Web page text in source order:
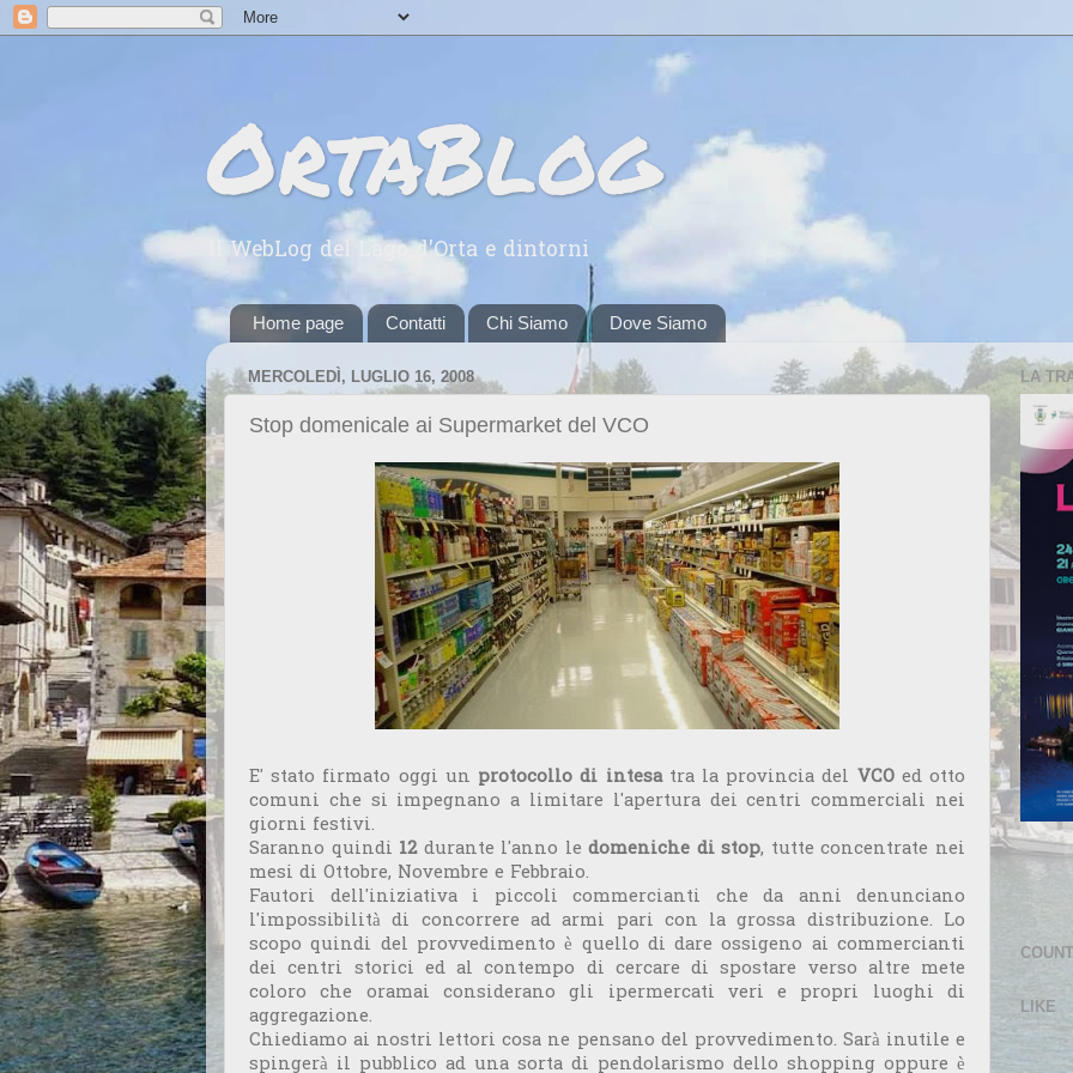
OrtaBlog
Il WebLog del Lago d'Orta e dintorni
Home page Contatti Chi Siamo Dove Siamo
MERCOLEDÌ, LUGLIO 16, 2008
Stop domenicale ai Supermarket del VCO
E' stato firmato oggi un protocollo di intesatra la provincia del VCOed otto
comuni che si impegnano a limitare l'apertura dei centri commerciali nei
giorni festivi.
Saranno quindi 12durante l'anno ledomeniche di stop, tutte concentrate nei
mesi di Ottobre, Novembre e Febbraio.
Fautori dell'iniziativa i piccoli commercianti che da anni denunciano
l'impossibilità di concorrere ad armi pari con la grossa distribuzione. Lo
scopo quindi del provvedimento è quello di dare ossigeno ai commercianti
dei centri storici ed al contempo di cercare di spostare verso altre mete
coloro che oramai considerano gli ipermercati veri e propri luoghi di
aggregazione.
Chiediamo ai nostri lettori cosa ne pensano del provvedimento. Sarà inutile e
spingerà il pubblico ad una sorta di pendolarismo dello shopping oppure è
LA
LIKE